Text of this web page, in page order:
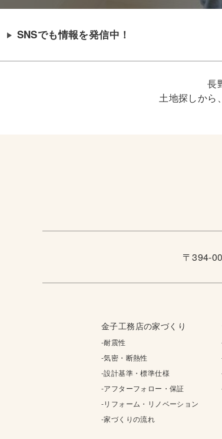
SNSでも情報を発信中！
長
土地探しから
〒394-
金子工務店の家づくり
-耐震性
-気密・断熱性
-設計基準・標準仕様
-アフターフォロー・保証
-リフォーム・リノベーション
-家づくりの流れ